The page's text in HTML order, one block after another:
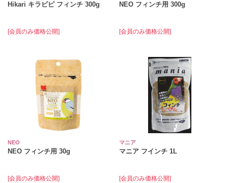
Hikari キラピピ フィンチ 300g
[会員のみ価格公開]
NEO フィンチ用 300g
[会員のみ価格公開]
NEO
NEO フィンチ用 30g
[会員のみ価格公開]
マニア
マニア フインチ 1L
[会員のみ価格公開]